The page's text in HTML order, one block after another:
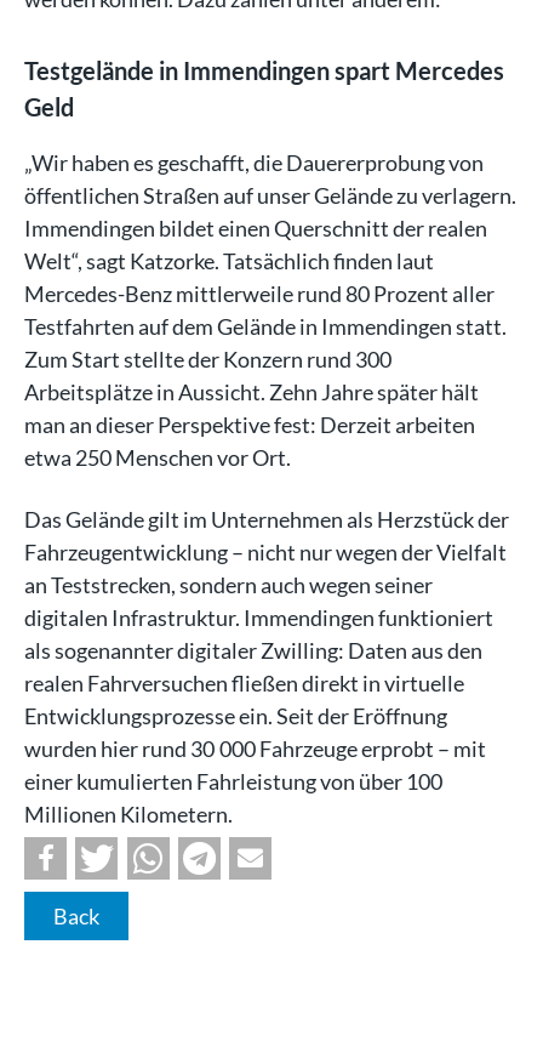
Testgelände in Immendingen spart Mercedes
Geld
„Wir haben es geschafft, die Dauererprobung von
öffentlichen Straßen auf unser Gelände zu verlagern.
Immendingen bildet einen Querschnitt der realen
Welt“, sagt Katzorke. Tatsächlich finden laut
Mercedes-Benz mittlerweile rund 80 Prozent aller
Testfahrten auf dem Gelände in Immendingen statt.
Zum Start stellte der Konzern rund 300
Arbeitsplätze in Aussicht. Zehn Jahre später hält
man an dieser Perspektive fest: Derzeit arbeiten
etwa 250 Menschen vor Ort.
Das Gelände gilt im Unternehmen als Herzstück der
Fahrzeugentwicklung – nicht nur wegen der Vielfalt
an Teststrecken, sondern auch wegen seiner
digitalen Infrastruktur. Immendingen funktioniert
als sogenannter digitaler Zwilling: Daten aus den
realen Fahrversuchen fließen direkt in virtuelle
Entwicklungsprozesse ein. Seit der Eröffnung
wurden hier rund 30 000 Fahrzeuge erprobt – mit
einer kumulierten Fahrleistung von über 100
Millionen Kilometern.
Back